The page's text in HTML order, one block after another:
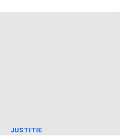
JUSTITIE